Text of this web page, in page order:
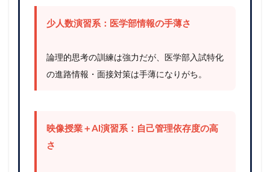
少人数演習系：医学部情報の手薄さ
論理的思考の訓練は強力だが、医学部入試特化
の進路情報・面接対策は手薄になりがち。
映像授業＋AI演習系：自己管理依存度の高
さ